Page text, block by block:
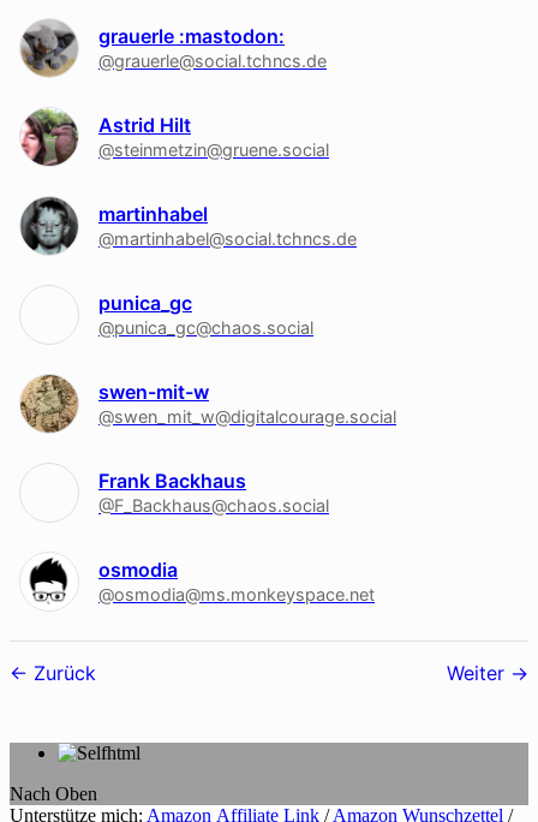
grauerle :mastodon:
@grauerle@social.tchncs.de
Astrid Hilt
@steinmetzin@gruene.social
martinhabel
@martinhabel@social.tchncs.de
punica_gc
@punica_gc@chaos.social
swen-mit-w
@swen_mit_w@digitalcourage.social
Frank Backhaus
@F_Backhaus@chaos.social
osmodia
@osmodia@ms.monkeyspace.net
Follower-
Zurück Weiter
Nach Oben
Unterstütze mich: Amazon Affiliate Link /Amazon Wunschzettel /